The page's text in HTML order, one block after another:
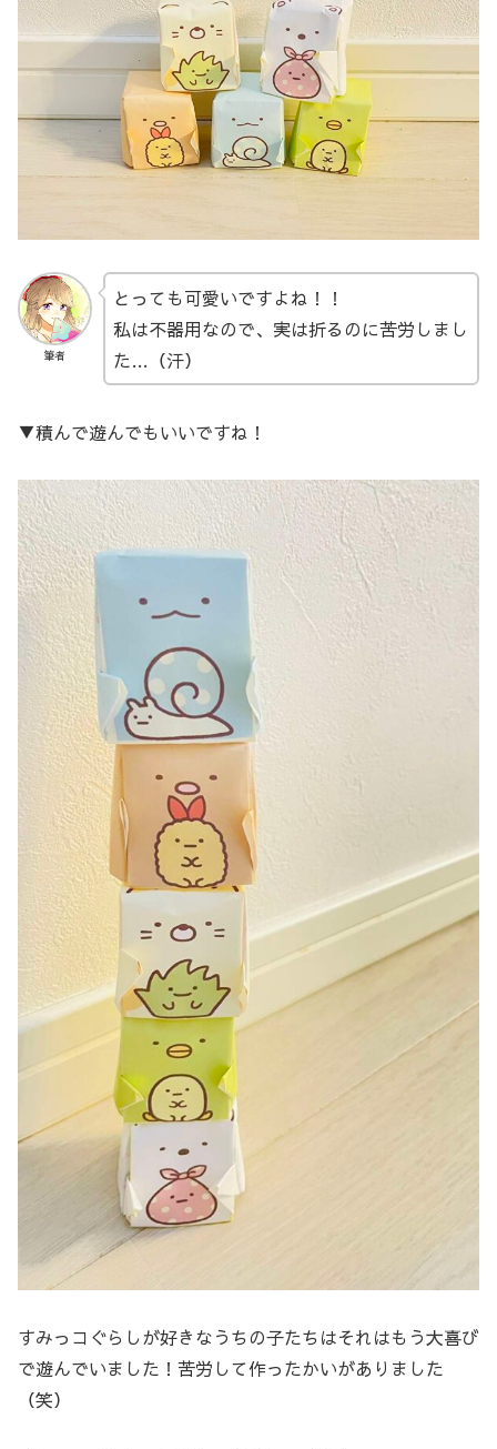
筆者
とっても可愛いですよね！！
私は不器用なので、実は折るのに苦労しまし
た…（汗）
▼積んで遊んでもいいですね！
すみっコぐらしが好きなうちの子たちはそれはもう大喜び
で遊んでいました！苦労して作ったかいがありました
（笑）